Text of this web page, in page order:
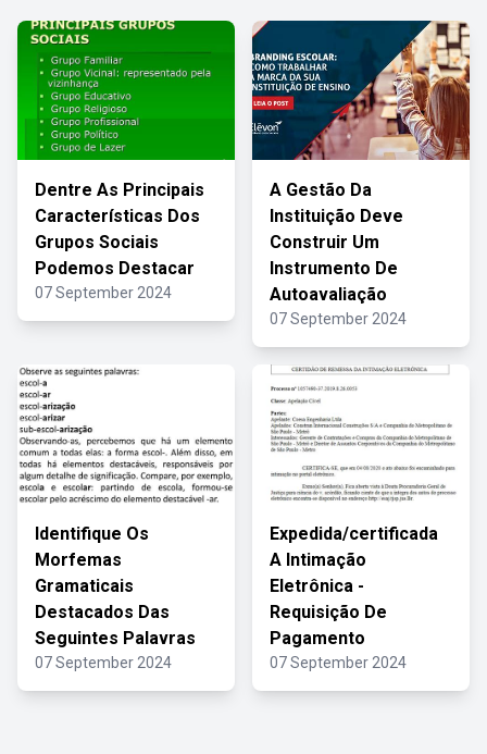
Dentre As Principais
Características Dos
Grupos Sociais
Podemos Destacar
07 September 2024
A Gestão Da
Instituição Deve
Construir Um
Instrumento De
Autoavaliação
07 September 2024
Identifique Os
Morfemas
Gramaticais
Destacados Das
Seguintes Palavras
07 September 2024
Expedida/certificada
A Intimação
Eletrônica -
Requisição De
Pagamento
07 September 2024